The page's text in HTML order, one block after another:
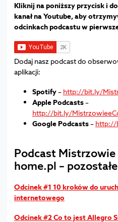
Kliknij na poniższy przycisk i
kanał na Youtube, aby
odcinkach podcastu w
Dodaj nasz podcast do
aplikacji:
Spotify– http://bit.ly/
Apple Podcasts–
http://bit.ly/
Google Podcasts– http://
Podcast
home.pl –
Odcinek #1 10 kroków do
internetowego
Odcinek #2 Co to jest Allegro